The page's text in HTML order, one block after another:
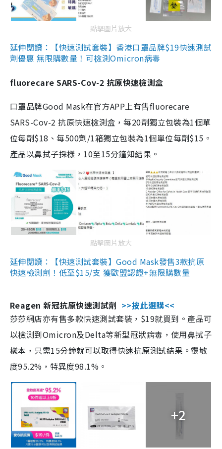
點擊圖片放大
延伸閱讀：【快速測試套裝】香港口罩品牌$19快速測試
劑優惠 無限購數量！可檢測Omicron病毒
fluorecare SARS-Cov-2 抗原快速檢測盒
口罩品牌Good Mask在官方APP上有售fluorecare
SARS-Cov-2 抗原快速檢測盒，每20劑獨立包裝為1個單
位每劑$18、每500劑/1箱獨立包裝為1個單位每劑$15。
產品以鼻拭子採樣，10至15分鐘知結果。
點擊圖片放大
延伸閱讀：【快速測試套裝】Good Mask發售3款抗原
快速檢測劑！低至$15/支 獲歐盟認證+無限購數量
Reagen 新冠抗原快速測試劑 >>按此選購<<
莎莎網店亦有售多款快速測試套裝，$19就買到。產品可
以檢測到Omicron及Delta等新型冠狀病毒，使用鼻拭子
樣本，只需15分鐘就可以取得快速抗原測試結果。靈敏
度95.2%，特異度98.1%。
+2